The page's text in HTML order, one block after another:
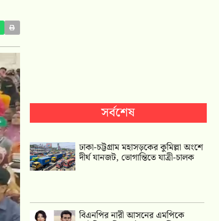
সর্বশেষ
ঢাকা-চট্টগ্রাম মহাসড়কের কুমিল্লা অংশে
দীর্ঘ যানজট, ভোগান্তিতে যাত্রী-চালক
বিএনপির নারী আসনের এমপিকে